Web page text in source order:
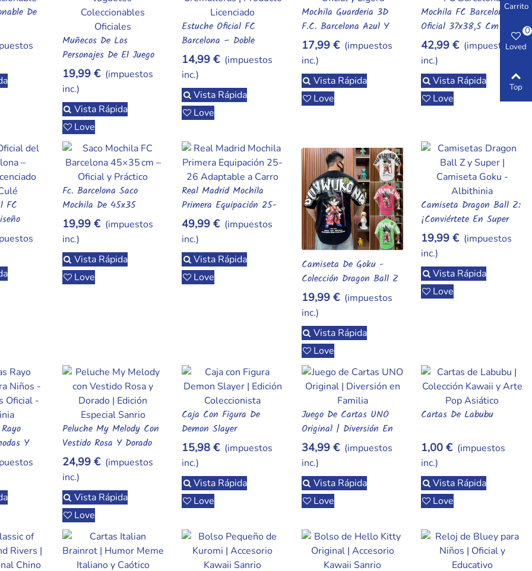
De
Añadir Al Carrito
Muñecos De Los
Personajes De El Juego
Del Calamar 2
19,99 € (impuestos
inc.)
Vista Rápida
Love
Añadir Al Carrito
Estuche Oficial FC
Barcelona – Doble
Cremallera
14,99 € (impuestos
inc.)
Vista Rápida
Love
Añadir Al Carrito
Mochila Guarderia 3D
F.C. Barcelona Azul Y
Granate
17,99 € (impuestos
inc.)
Vista Rápida
Love
Añadir Al Carrito
Mochila FC Barcelona
Oficial 37x38,5 Cm –
Producto Licenciado
42,99 € (impuestos
inc.)
Vista Rápida
Love
FC
Del
Añadir Al Carrito
Fc. Barcelona Saco
Mochila De 45x35
19,99 € (impuestos
inc.)
Vista Rápida
Love
Añadir Al Carrito
Real Madrid Mochila
Primera Equipación 25-
26 Adaptable A Carro
49,99 € (impuestos
inc.)
Vista Rápida
Love
Añadir Al Carrito
Camiseta De Goku -
Colección Dragon Ball Z
19,99 € (impuestos
inc.)
Vista Rápida
Love
Añadir Al Carrito
Camiseta Dragon Ball Z:
¡Conviértete En Super
Saiyajin!
19,99 € (impuestos
inc.)
Vista Rápida
Love
Y
Añadir Al Carrito
Peluche My Melody Con
Vestido Rosa Y Dorado
24,99 € (impuestos
inc.)
Vista Rápida
Love
Añadir Al Carrito
Caja Con Figura De
Demon Slayer
15,98 € (impuestos
inc.)
Vista Rápida
Love
Añadir Al Carrito
Juego De Cartas UNO
Original | Diversión En
Familia
34,99 € (impuestos
inc.)
Vista Rápida
Love
Añadir Al Carrito
Cartas De Labubu
1,00 € (impuestos
inc.)
Vista Rápida
Love
Carrito
Loved
0
Top